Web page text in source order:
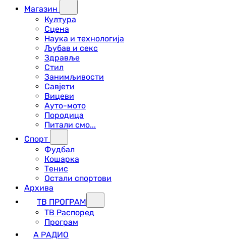
Магазин
Култура
Сцена
Наука и технологија
Љубав и секс
Здравље
Стил
Занимљивости
Савјети
Вицеви
Ауто-мото
Породица
Питали смо...
Спорт
Фудбал
Кошарка
Тенис
Остали спортови
Архива
ТВ ПРОГРАМ
ТВ Распоред
Програм
А РАДИО